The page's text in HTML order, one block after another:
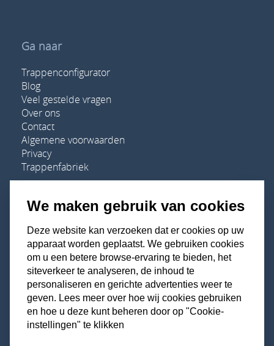
Ga naar
Trappenconfigurator
Blog
Veel gestelde vragen
Over ons
Contact
Algemene voorwaarden
Privacy
Trappenfabriek
Houten Trappen Specialist
De Vente 5A-01
7261 ST Ruurlo
Telefoon:+31 0573 - 23 44 55
E-mail:info@houtentrappenspecialist.nl
We maken gebruik van cookies
Deze website kan verzoeken dat er cookies op uw
apparaat worden geplaatst. We gebruiken cookies
om u een betere browse-ervaring te bieden, het
siteverkeer te analyseren, de inhoud te
personaliseren en gerichte advertenties weer te
geven. Lees meer over hoe wij cookies gebruiken
en hoe u deze kunt beheren door op "Cookie-
instellingen" te klikken